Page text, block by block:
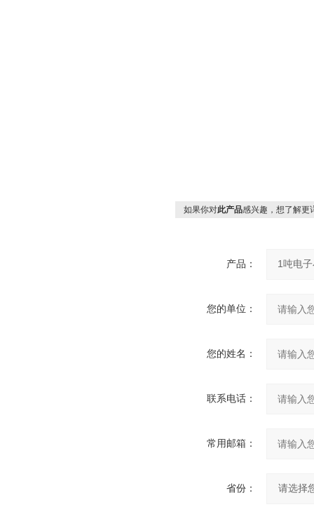
如果你对此产品感兴趣，想了解更
产品：
您的单位：
您的姓名：
联系电话：
常用邮箱：
省份：